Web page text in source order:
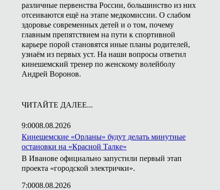
различные первенства России, большинство из них
отсеиваются ещё на этапе медкомиссии. О слабом
здоровье современных детей и о том, почему
главным препятствием на пути к спортивной
карьере порой становятся иные планы родителей,
узнаём из первых уст. На наши вопросы ответил
кинешемский тренер по женскому волейболу
Андрей Воронов.
ЧИТАЙТЕ ДАЛЕЕ...
9:0008.08.2026
Кинешемские «Орланы» будут делать минутные
остановки на «Красной Талке»
В Иванове официально запустили первый этап
проекта «городской электрички».
7:0008.08.2026